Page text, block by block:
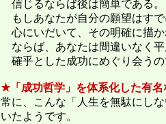
信じるならば後は簡単である。
もしあなたが自分の願望はす
心にいだいて、その明確に描
ならば、あなたは間違いなく
確乎とした成功にめぐり会う
★「成功哲学」を体系化した有
常に、こんな「人生を無駄にし
いたようです。